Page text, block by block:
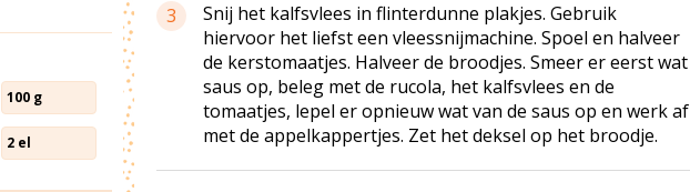
3
Snij het kalfsvlees in flinterdunne plakjes. Gebruik
hiervoor het liefst een vleessnijmachine. Spoel en halveer
de kerstomaatjes. Halveer de broodjes. Smeer er eerst wat
saus op, beleg met de rucola, het kalfsvlees en de
tomaatjes, lepel er opnieuw wat van de saus op en werk af
met de appelkappertjes. Zet het deksel op het broodje.
100 g
2 el